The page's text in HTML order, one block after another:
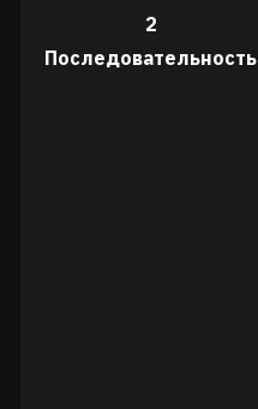
2
Последовательность